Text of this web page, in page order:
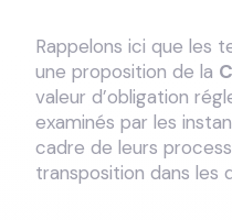
Rappelons ici que les
une proposition de la
valeur d’obligation
examinés par les
cadre de leurs
transposition dans les